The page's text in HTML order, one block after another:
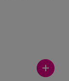
Ver más